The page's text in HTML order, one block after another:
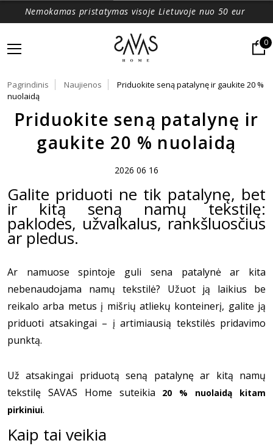
Nemokamas pristatymas visoje Lietuvoje nuo 50 eur
0
Pagrindinis Naujienos
Priduokite seną patalynę ir gaukite 20 %
nuolaidą
Priduokite seną patalynę ir
gaukite 20 % nuolaidą
2026 06 16
Galite priduoti ne tik patalynę, bet
ir kitą seną namų tekstilę:
paklodes, užvalkalus, rankšluosčius
ar pledus.
Ar namuose spintoje guli sena patalynė ar kita
nebenaudojama namų tekstilė? Užuot ją laikius be
reikalo arba metus į mišrių atliekų konteinerį, galite ją
priduoti atsakingai – į artimiausią tekstilės pridavimo
punktą.
Už atsakingai priduotą seną patalynę ar kitą namų
tekstilę SAVAS Home suteikia
20 % nuolaidą kitam
pirkiniui.
Kaip tai veikia